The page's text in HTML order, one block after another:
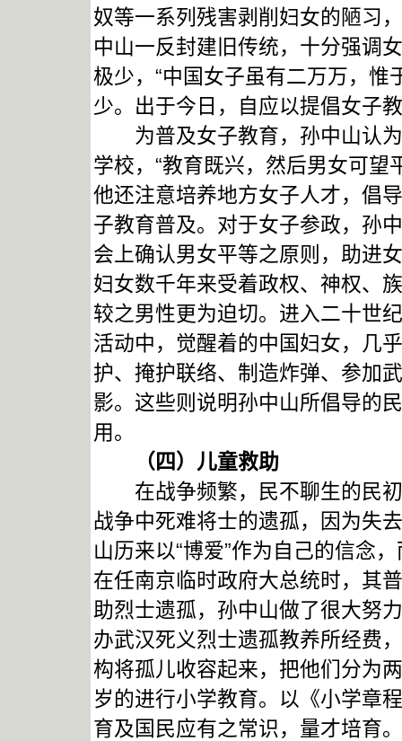
奴等一系列残害剥削妇女的陋习
中山一反封建旧传统，十分强调
极少，“中国女子虽有二万万，
少。出于今日，自应以提倡女子
为普及女子教育，孙中山认为
学校，“教育既兴，然后男女可望
他还注意培养地方女子人才，倡
子教育普及。对于女子参政，孙
会上确认男女平等之原则，助进
妇女数千年来受着政权、神权、
较之男性更为迫切。进入二十世
活动中，觉醒着的中国妇女，几
护、掩护联络、制造炸弹、参加
影。这些则说明孙中山所倡导的
用。
（四）儿童救助
在战争频繁，民不聊生的民初
战争中死难将士的遗孤，因为失
山历来以“博爱”作为自己的信念
在任南京临时政府大总统时，其
助烈士遗孤，孙中山做了很大努
办武汉死义烈士遗孤教养所经费
构将孤儿收容起来，把他们分
岁的进行小学教育。以《小学章
育及国民应有之常识，量才培育